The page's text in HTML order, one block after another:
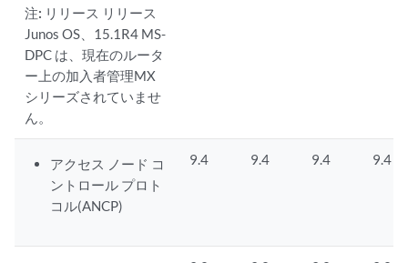
注: リリース リリース
Junos OS、15.1R4 MS-
DPC は、現在のルータ
ー上の加入者管理MX
シリーズされていませ
ん。
アクセス ノード コ
ントロール プロト
コル(ANCP)
9.4 9.4 9.4 9.4